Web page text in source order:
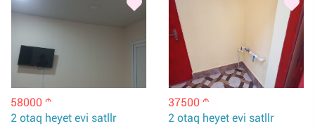
58000 m
2 otaq heyet evi satllr
37500 m
2 otaq heyet evi satllr